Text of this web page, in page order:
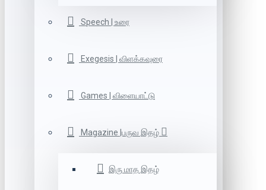
Speech | உரை
Exegesis | விளக்கவுரை
Games | விளையாட்டு
Magazine |பருவ இதழ்
இரு மாத இதழ்